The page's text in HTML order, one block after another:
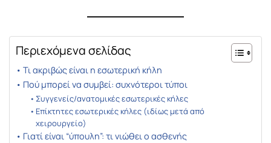
Περιεχόμενα σελίδας
Τι ακριβώς είναι η εσωτερική κήλη
Πού μπορεί να συμβεί: συχνότεροι τύποι
Συγγενείς/ανατομικές εσωτερικές κήλες
Επίκτητες εσωτερικές κήλες (ιδίως μετά από
χειρουργείο)
Γιατί είναι “ύπουλη”: τι νιώθει ο ασθενής